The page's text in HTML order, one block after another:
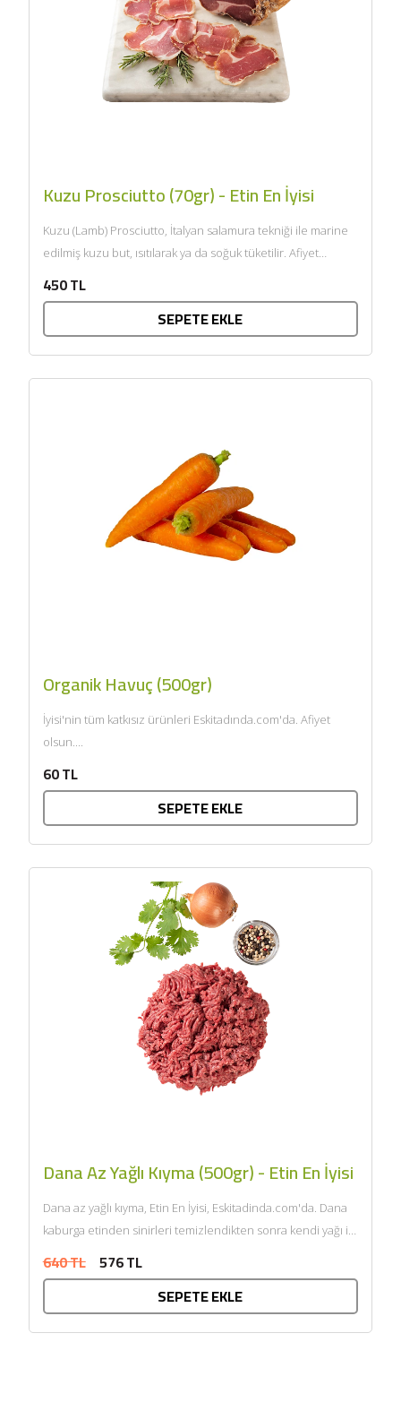
Kuzu Prosciutto (70gr) - Etin En İyisi
Kuzu (Lamb) Prosciutto, İtalyan salamura tekniği ile marine
edilmiş kuzu but, ısıtılarak ya da soğuk tüketilir. Afiyet
450 TL
SEPETE EKLE
Organik Havuç (500gr)
İyisi'nin tüm katkısız ürünleri Eskitadında.com'da. Afiyet
olsun....
60 TL
SEPETE EKLE
Dana Az Yağlı Kıyma (500gr) - Etin En İyisi
Dana az yağlı kıyma, Etin En İyisi, Eskitadinda.com'da. Dana
kaburga etinden sinirleri temizlendikten sonra kendi yağı ile
640 TL 576 TL
SEPETE EKLE